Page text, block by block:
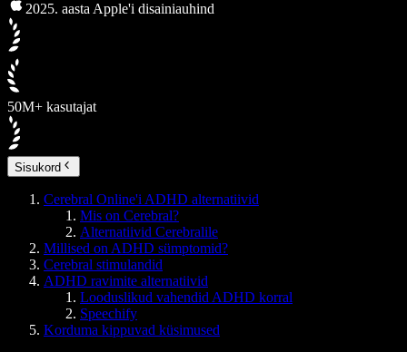
2025. aasta Apple'i disainiauhind
50M+ kasutajat
Sisukord
Cerebral Online'i ADHD alternatiivid
Mis on Cerebral?
Alternatiivid Cerebralile
Millised on ADHD sümptomid?
Cerebral stimulandid
ADHD ravimite alternatiivid
Looduslikud vahendid ADHD korral
Speechify
Korduma kippuvad küsimused